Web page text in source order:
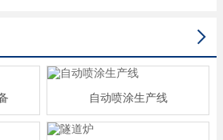

自动喷涂生产线